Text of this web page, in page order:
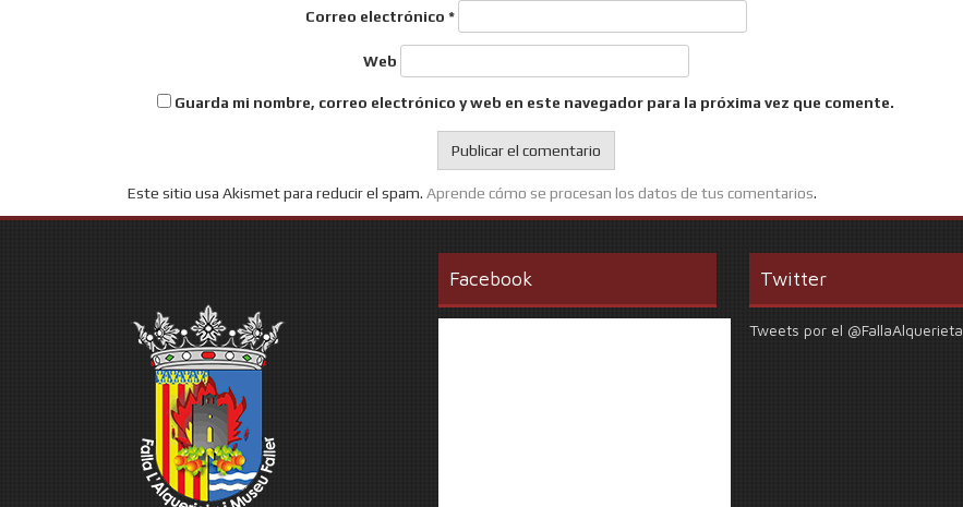
Correo electrónico *
Web
Guarda mi nombre, correo electrónico y web en este navegador para la próxima vez que comente.
Este sitio usa Akismet para reducir el spam. Aprende cómo se procesan los datos de tus comentarios.
Facebook Twitter
Tweets por el @FallaAlquerieta.